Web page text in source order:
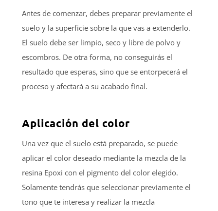
Antes de comenzar, debes preparar previamente el
suelo y la superficie sobre la que vas a extenderlo.
El suelo debe ser limpio, seco y libre de polvo y
escombros. De otra forma, no conseguirás el
resultado que esperas, sino que se entorpecerá el
proceso y afectará a su acabado final.
Aplicación del color
Una vez que el suelo está preparado, se puede
aplicar el color deseado mediante la mezcla de la
resina Epoxi con el pigmento del color elegido.
Solamente tendrás que seleccionar previamente el
tono que te interesa y realizar la mezcla